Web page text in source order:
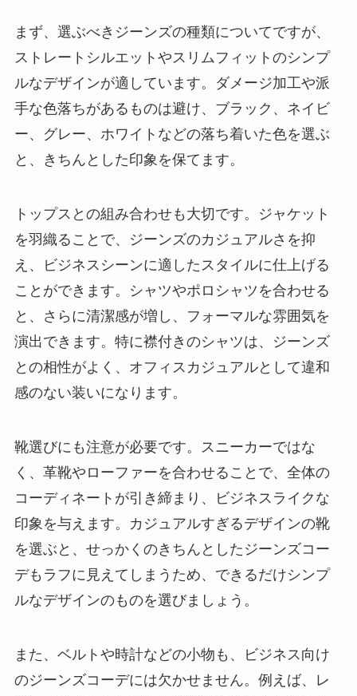
まず、選ぶべきジーンズの種類についてですが、
ストレートシルエットやスリムフィットのシンプ
ルなデザインが適しています。ダメージ加工や派
手な色落ちがあるものは避け、ブラック、ネイビ
ー、グレー、ホワイトなどの落ち着いた色を選ぶ
と、きちんとした印象を保てます。
トップスとの組み合わせも大切です。ジャケット
を羽織ることで、ジーンズのカジュアルさを抑
え、ビジネスシーンに適したスタイルに仕上げる
ことができます。シャツやポロシャツを合わせる
と、さらに清潔感が増し、フォーマルな雰囲気を
演出できます。特に襟付きのシャツは、ジーンズ
との相性がよく、オフィスカジュアルとして違和
感のない装いになります。
靴選びにも注意が必要です。スニーカーではな
く、革靴やローファーを合わせることで、全体の
コーディネートが引き締まり、ビジネスライクな
印象を与えます。カジュアルすぎるデザインの靴
を選ぶと、せっかくのきちんとしたジーンズコー
デもラフに見えてしまうため、できるだけシンプ
ルなデザインのものを選びましょう。
また、ベルトや時計などの小物も、ビジネス向け
のジーンズコーデには欠かせません。例えば、レ